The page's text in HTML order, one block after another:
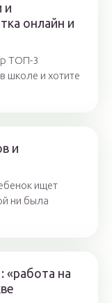
и
онлайн и
ТОП-3
школе и хотите
и
ищет
ни была
«работа на